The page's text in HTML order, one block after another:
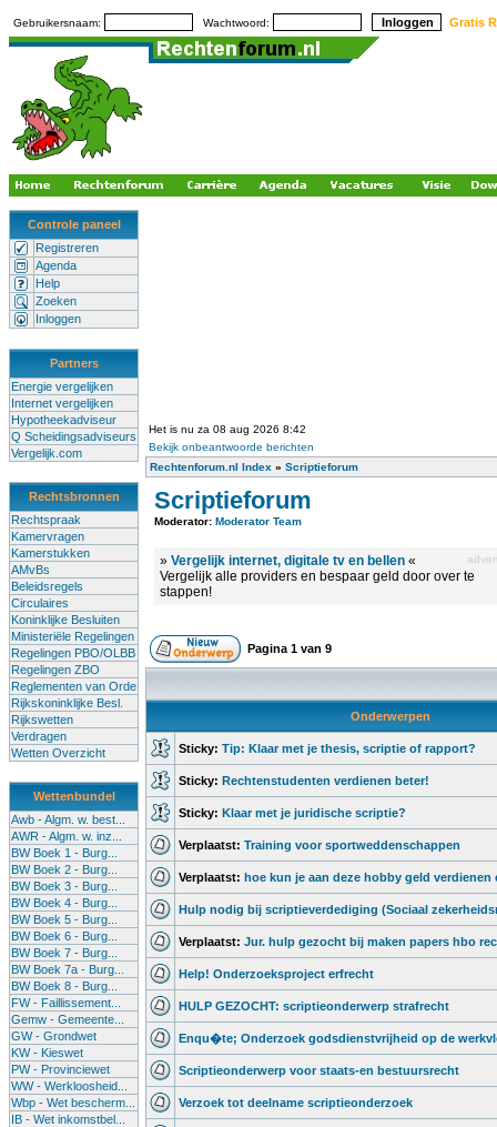
Gebruikersnaam: Wachtwoord: Gratis
Controle paneel
Registreren
Agenda
Help
Zoeken
Inloggen
Partners
Energie vergelijken
Internet vergelijken
Hypotheekadviseur
Q Scheidingsadviseurs
Vergelijk.com
Rechtsbronnen
Rechtspraak
Kamervragen
Kamerstukken
AMvBs
Beleidsregels
Circulaires
Koninklijke Besluiten
Ministeriële Regelingen
Regelingen PBO/OLBB
Regelingen ZBO
Reglementen van Orde
Rijkskoninklijke Besl.
Rijkswetten
Verdragen
Wetten Overzicht
Wettenbundel
Awb - Algm. w. best...
AWR - Algm. w. inz...
BW Boek 1 - Burg...
BW Boek 2 - Burg...
BW Boek 3 - Burg...
BW Boek 4 - Burg...
BW Boek 5 - Burg...
BW Boek 6 - Burg...
BW Boek 7 - Burg...
BW Boek 7a - Burg...
BW Boek 8 - Burg...
FW - Faillissement...
Gemw - Gemeente...
GW - Grondwet
KW - Kieswet
PW - Provinciewet
WW - Werkloosheid...
Wbp - Wet bescherm...
IB - Wet inkomstbel...
Het is nu za 08 aug 2026 8:42
Bekijk onbeantwoorde berichten
Rechtenforum.nl Index » Scriptieforum
Scriptieforum
Moderator: Moderator Team
» Vergelijk internet, digitale tv en bellen «
Vergelijk alle providers en bespaar geld door over te
stappen!
Pagina 1 van 9
Onderwerpen
Sticky: Tip: Klaar met je thesis, scriptie of rapport?
Sticky: Rechtenstudenten verdienen beter!
Sticky: Klaar met je juridische scriptie?
Verplaatst: Training voor sportweddenschappen
Verplaatst: hoe kun je aan deze hobby geld verdienen
Hulp nodig bij scriptieverdediging (Sociaal
Verplaatst: Jur. hulp gezocht bij maken papers hbo
Help! Onderzoeksproject erfrecht
HULP GEZOCHT: scriptieonderwerp strafrecht
Enqu�te; Onderzoek godsdienstvrijheid op de
Scriptieonderwerp voor staats-en bestuursrecht
Verzoek tot deelname scriptieonderzoek